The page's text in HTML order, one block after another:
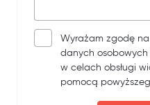
Wyrażam zgodę
danych osobowych
w celach obsługi
pomocą